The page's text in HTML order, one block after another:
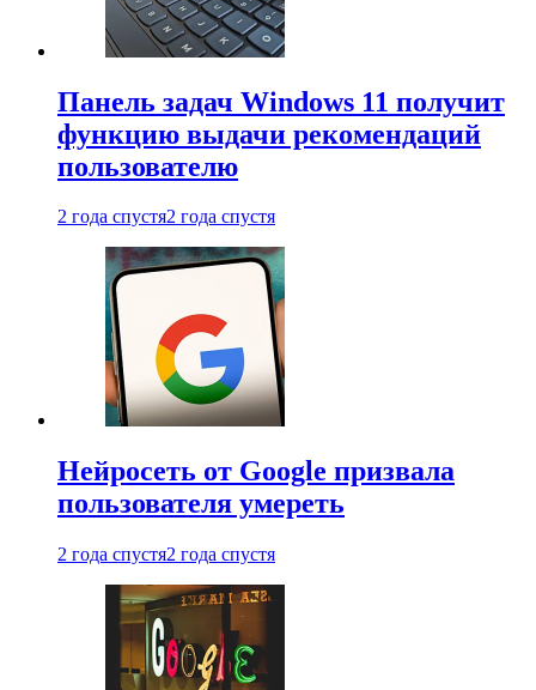
Панель задач Windows 11 получит
функцию выдачи рекомендаций
пользователю
2 года спустя2 года спустя
Нейросеть от Google призвала
пользователя умереть
2 года спустя2 года спустя